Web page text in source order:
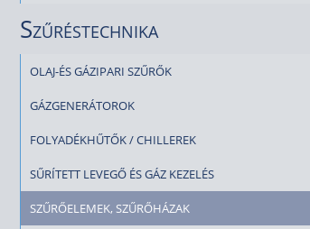
Szűréstechnika
OLAJ-ÉS GÁZIPARI SZŰRŐK
GÁZGENERÁTOROK
FOLYADÉKHŰTŐK / CHILLEREK
SŰRÍTETT LEVEGŐ ÉS GÁZ KEZELÉS
SZŰRŐELEMEK, SZŰRŐHÁZAK